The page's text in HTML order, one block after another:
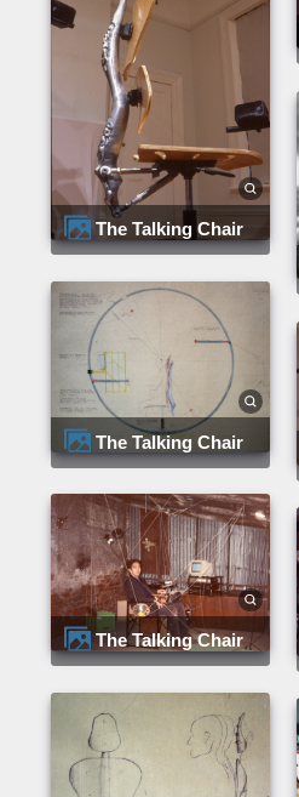
The Talking Chair
The Talking Chair
The Talking Chair